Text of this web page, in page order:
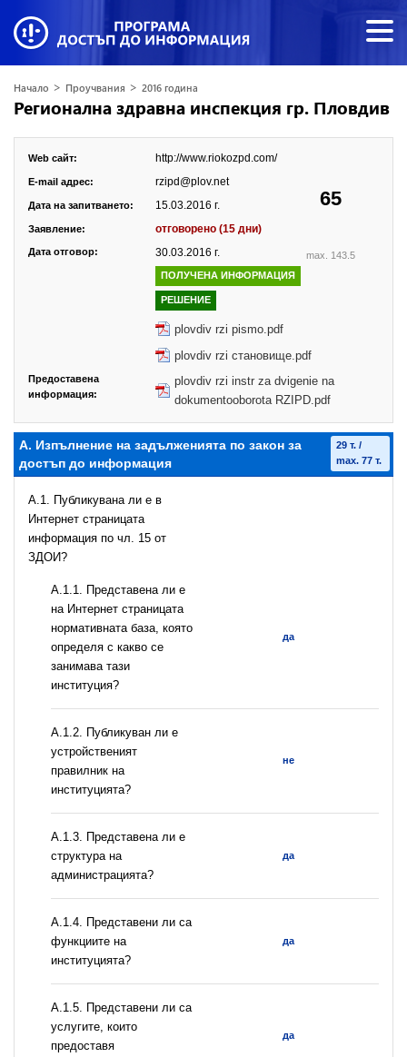
Начало > Проучвания > 2016 година
Регионална здравна инспекция гр. Пловдив
65
max. 143.5
Web сайт: http://www.riokozpd.com/
E-mail адрес: rzipd@plov.net
Дата на запитването: 15.03.2016 г.
Заявление: отговорено (15 дни)
Дата отговор: 30.03.2016 г.
ПОЛУЧЕНА ИНФОРМАЦИЯ
РЕШЕНИЕ
plovdiv rzi pismo.pdf
plovdiv rzi становище.pdf
Предоставена
информация:
plovdiv rzi instr za dvigenie na
dokumentooborota RZIPD.pdf
А. Изпълнение на задълженията по закон за
достъп до информация
29 т. /
max. 77 т.
A.1. Публикувана ли е в
Интернет страницата
информация по чл. 15 от
ЗДОИ?
A.1.1. Представена ли е
на Интернет страницата
нормативната база, която
определя с какво се
занимава тази
институция?
да
A.1.2. Публикуван ли е
устройственият
правилник на
институцията?
не
A.1.3. Представена ли е
структура на
администрацията?
да
А.1.4. Представени ли са
функциите на
институцията?
да
А.1.5. Представени ли са
услугите, които
предоставя
да